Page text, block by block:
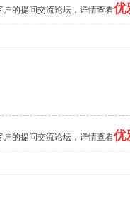
户的提问交流论坛，详情查看优
户的提问交流论坛，详情查看优